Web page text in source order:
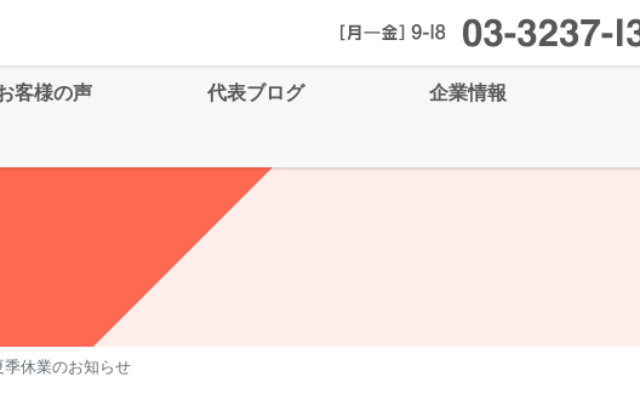
客様の声 代表ブログ 企業情報
季休業のお知らせ